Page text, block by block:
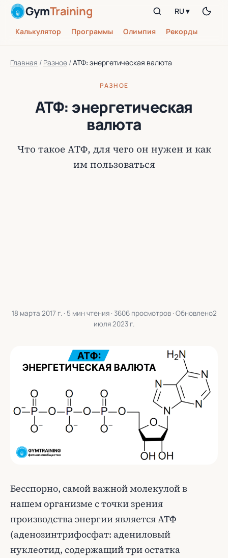
GymTraining
Калькулятор Программы Олимпия Рекорды
RU ▾
Главная / Разное /АТФ: энергетическая валюта
РАЗНОЕ
АТФ: энергетическая
валюта
Что такое АТФ, для чего он нужен и как
им пользоваться
18 марта 2017 г.· 5 мин чтения · 3606 просмотров · Обновлено2
июля 2023 г.
Бесспорно, самой важной молекулой в
нашем организме с точки зрения
производства энергии является АТФ
(аденозинтрифосфат: адениловый
нуклеотид, содержащий три остатка